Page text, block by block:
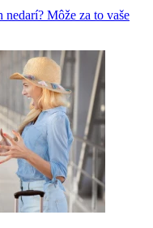
nedarí? Môže za to vaše